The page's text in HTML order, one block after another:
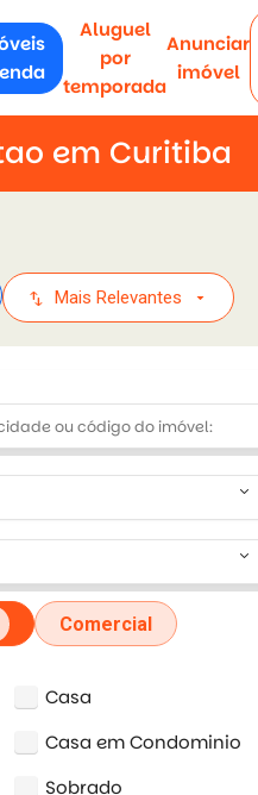
Aluguel
por
temporada
Anunciar
imóvel
em Curitiba
swap_vert Mais Relevantes arrow_drop_down
keyboard_arrow_down
keyboard_arrow_down
Comercial
Casa
Casa em Condominio
Sobrado